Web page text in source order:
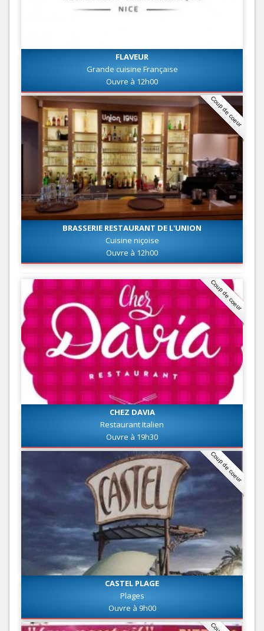
FLAVEUR
Grande cuisine Française
Ouvre à 12h00
Coup de coeur
BRASSERIE RESTAURANT DE L'UNION
Cuisine niçoise
Ouvre à 12h00
Coup de coeur
CHEZ DAVIA
Restaurant Italien
Ouvre à 19h30
Coup de coeur
CASTEL PLAGE
Plages
Ouvre à 9h00